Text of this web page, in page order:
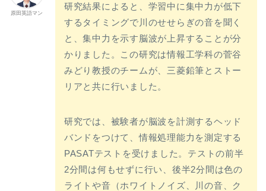
原田英語マン
研究結果によると、学習中に集中力が低下
するタイミングで川のせせらぎの音を聞く
と、集中力を示す脳波が上昇することが分
かりました。この研究は情報工学科の菅谷
みどり教授のチームが、三菱鉛筆とストー
リアと共に行いました。
研究では、被験者が脳波を計測するヘッド
バンドをつけて、情報処理能力を測定する
PASATテストを受けました。テストの前半
2分間は何もせずに行い、後半2分間は色の
ライトや音（ホワイトノイズ、川の音、ク